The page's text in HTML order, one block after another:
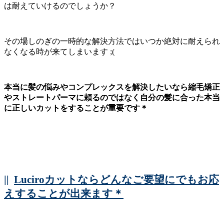
は耐えていけるのでしょうか？
その場しのぎの一時的な解決方法ではいつか絶対に耐えられ
なくなる時が来てしまいます ;(
本当に髪の悩みやコンプレックスを解決したいなら縮毛矯正
やストレートパーマに頼るのではなく自分の髪に合った本当
に正しいカットをすることが重要です＊
|| Luciroカットならどんなご要望にでもお応
えすることが出来ます＊